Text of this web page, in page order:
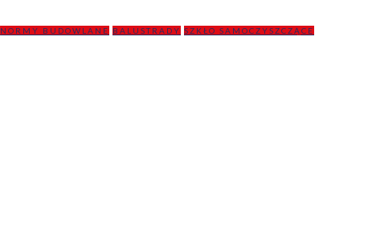
NORMY BUDOWLANE BALUSTRADY SZKŁO SAMOCZYSZCZĄCE